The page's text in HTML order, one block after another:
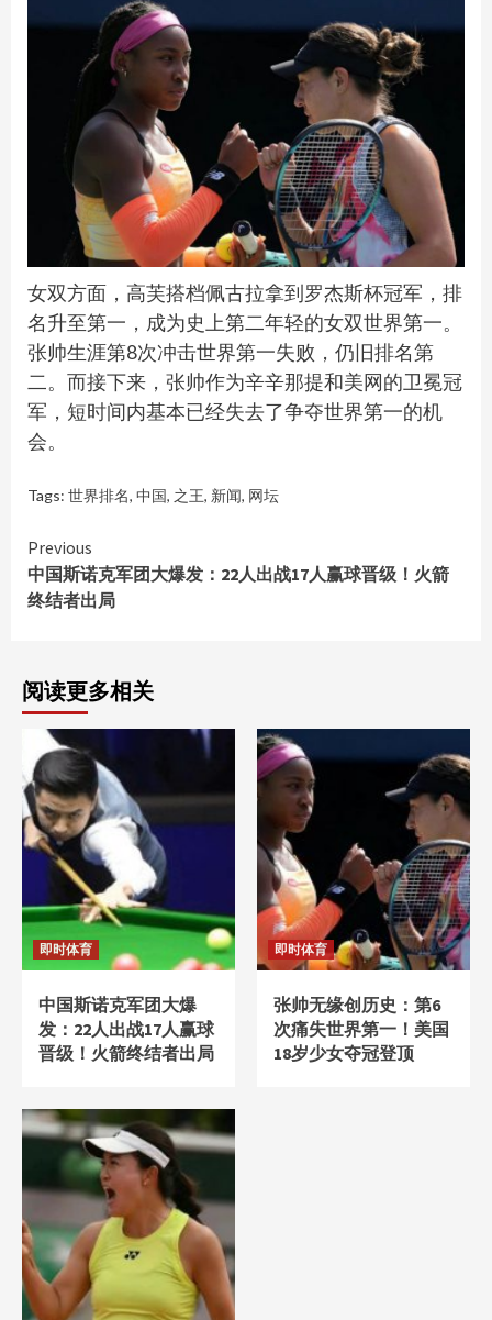
女双方面，高芙搭档佩古拉拿到罗杰斯杯冠军，排
名升至第一，成为史上第二年轻的女双世界第一。
张帅生涯第8次冲击世界第一失败，仍旧排名第
二。而接下来，张帅作为辛辛那提和美网的卫冕冠
军，短时间内基本已经失去了争夺世界第一的机
会。
Tags: 世界排名, 中国, 之王, 新闻, 网坛
Continue
Reading
Previous
中国斯诺克军团大爆发：22人出战17人赢球晋级！火箭
终结者出局
阅读更多相关
即时体育
中国斯诺克军团大爆
发：22人出战17人赢球
晋级！火箭终结者出局
即时体育
张帅无缘创历史：第6
次痛失世界第一！美国
18岁少女夺冠登顶